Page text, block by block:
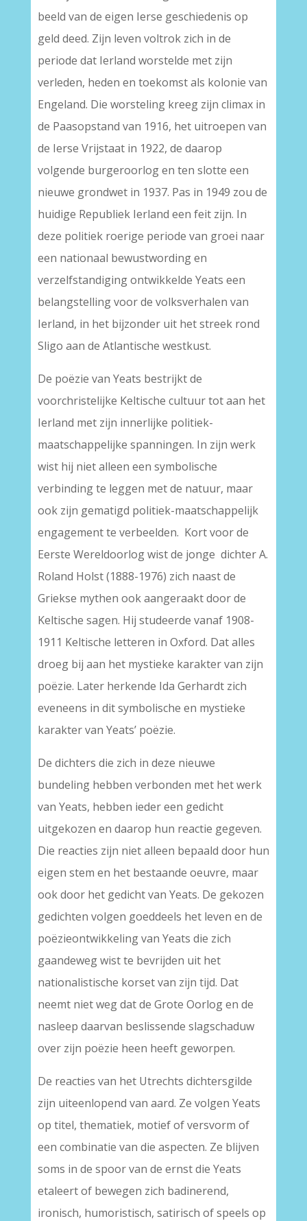
beeld van de eigen Ierse geschiedenis op
geld deed. Zijn leven voltrok zich in de
periode dat Ierland worstelde met zijn
verleden, heden en toekomst als kolonie van
Engeland. Die worsteling kreeg zijn climax in
de Paasopstand van 1916, het uitroepen van
de Ierse Vrijstaat in 1922, de daarop
volgende burgeroorlog en ten slotte een
nieuwe grondwet in 1937. Pas in 1949 zou de
huidige Republiek Ierland een feit zijn. In
deze politiek roerige periode van groei naar
een nationaal bewustwording en
verzelfstandiging ontwikkelde Yeats een
belangstelling voor de volksverhalen van
Ierland, in het bijzonder uit het streek rond
Sligo aan de Atlantische westkust.
De poëzie van Yeats bestrijkt de
voorchristelijke Keltische cultuur tot aan het
Ierland met zijn innerlijke politiek-
maatschappelijke spanningen. In zijn werk
wist hij niet alleen een symbolische
verbinding te leggen met de natuur, maar
ook zijn gematigd politiek-maatschappelijk
engagement te verbeelden. Kort voor de
Eerste Wereldoorlog wist de jonge dichter A.
Roland Holst (1888-1976) zich naast de
Griekse mythen ook aangeraakt door de
Keltische sagen. Hij studeerde vanaf 1908-
1911 Keltische letteren in Oxford. Dat alles
droeg bij aan het mystieke karakter van zijn
poëzie. Later herkende Ida Gerhardt zich
eveneens in dit symbolische en mystieke
karakter van Yeats’ poëzie.
De dichters die zich in deze nieuwe
bundeling hebben verbonden met het werk
van Yeats, hebben ieder een gedicht
uitgekozen en daarop hun reactie gegeven.
Die reacties zijn niet alleen bepaald door hun
eigen stem en het bestaande oeuvre, maar
ook door het gedicht van Yeats. De gekozen
gedichten volgen goeddeels het leven en de
poëzieontwikkeling van Yeats die zich
gaandeweg wist te bevrijden uit het
nationalistische korset van zijn tijd. Dat
neemt niet weg dat de Grote Oorlog en de
nasleep daarvan beslissende slagschaduw
over zijn poëzie heen heeft geworpen.
De reacties van het Utrechts dichtersgilde
zijn uiteenlopend van aard. Ze volgen Yeats
op titel, thematiek, motief of versvorm of
een combinatie van die aspecten. Ze blijven
soms in de spoor van de ernst die Yeats
etaleert of bewegen zich badinerend,
ironisch, humoristisch, satirisch of speels op